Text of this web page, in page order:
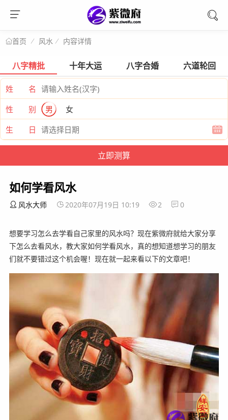
首页 风水 内容详情
八字精批 十年大运 八字合婚 六道轮回
姓 名
性 别
男
女
生 日
如何学看风水
风水大师 2020年07月19日 10:19 2 0
想要学习怎么去学看自己家里的风水吗？现在紫微府就给大家分享
下怎么去看风水，教大家如何学看风水，真的想知道想学习的朋友
们就不要错过这个机会喔！现在就一起来看以下的文章吧！